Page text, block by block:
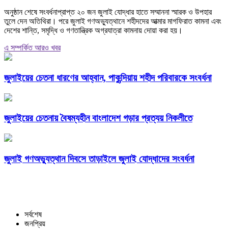
অনুষ্ঠান শেষে সংবর্ধনাপ্রাপ্ত ২০ জন জুলাই যোদ্ধার হাতে সম্মাননা স্মারক ও উপহার
তুলে দেন অতিথিরা। পরে জুলাই গণঅভ্যুত্থানে শহীদদের আত্মার মাগফিরাত কামনা এবং
দেশের শান্তি, সমৃদ্ধি ও গণতান্ত্রিক অগ্রযাত্রা কামনায় দোয়া করা হয়।
এ সম্পর্কিত আরও খবর
জুলাইয়ের চেতনা ধারণের আহ্বান, পাকুন্দিয়ায় শহীদ পরিবারকে সংবর্ধনা
জুলাইয়ের চেতনায় বৈষম্যহীন বাংলাদেশ গড়ার প্রত্যয় নিকলীতে
জুলাই গণঅভ্যুত্থান দিবসে তাড়াইলে জুলাই যোদ্ধাদের সংবর্ধনা
সর্বশেষ
জনপ্রিয়